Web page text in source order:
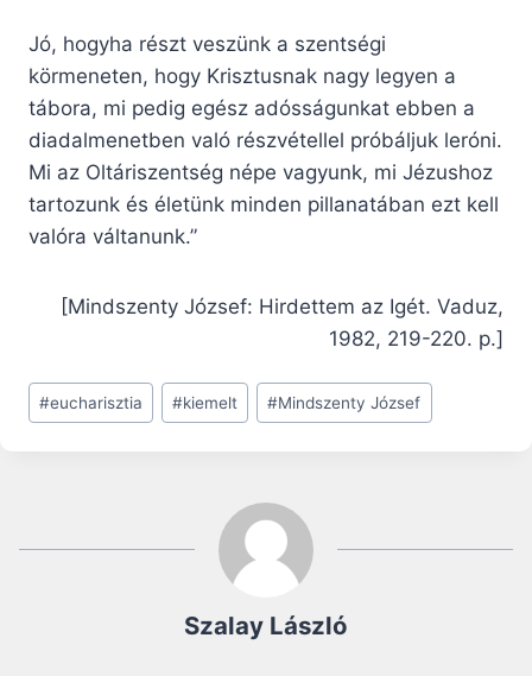
Jó, hogyha részt veszünk a szentségi
körmeneten, hogy Krisztusnak nagy legyen a
tábora, mi pedig egész adósságunkat ebben a
diadalmenetben való részvétellel próbáljuk leróni.
Mi az Oltáriszentség népe vagyunk, mi Jézushoz
tartozunk és életünk minden pillanatában ezt kell
valóra váltanunk.”
[Mindszenty József: Hirdettem az Igét. Vaduz,
1982, 219-220. p.]
Post
Tags:
#eucharisztia #kiemelt #Mindszenty József
Szalay László